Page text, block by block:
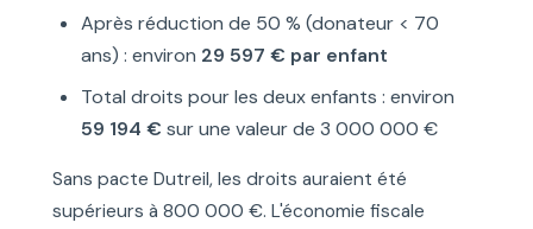
Après réduction de 50 % (donateur < 70
ans) : environ 29 597 € par enfant
Total droits pour les deux enfants : environ
59 194 € sur une valeur de 3 000 000 €
Sans pacte Dutreil, les droits auraient été
supérieurs à 800 000 €. L'économie fiscale